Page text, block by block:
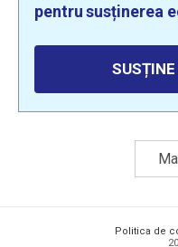
pentru susținerea
Politica de